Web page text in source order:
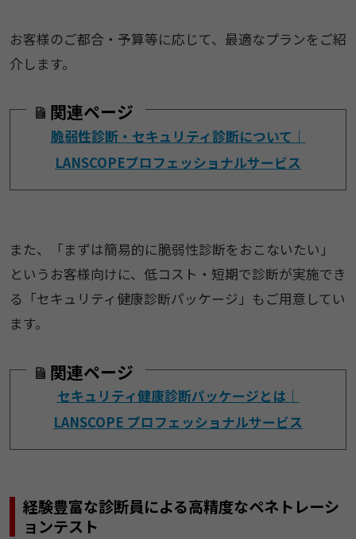
お客様のご都合・予算等に応じて、最適なプランをご紹
介します。
関連ページ
脆弱性診断・セキュリティ診断について｜
LANSCOPEプロフェッショナルサービス
また、「まずは簡易的に脆弱性診断をおこないたい」
というお客様向けに、低コスト・短期で診断が実施でき
る「セキュリティ健康診断パッケージ」もご用意してい
ます。
関連ページ
セキュリティ健康診断パッケージとは｜
LANSCOPE プロフェッショナルサービス
経験豊富な診断員による高精度なペネトレーシ
ョンテスト